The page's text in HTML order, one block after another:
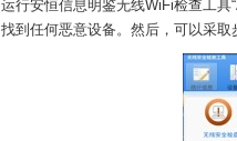
运行安恒信息明鉴无线WiFi检查工
找到任何恶意设备。然后，可以采